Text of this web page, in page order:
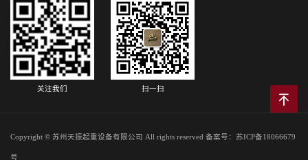
关注我们 扫一扫
Copyright © 苏州天振起重设备有限公司 All rights reserved 备案号： 苏ICP备18066679
号